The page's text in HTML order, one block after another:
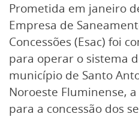
Prometida em janeiro
Empresa de
Concessões (Esac) foi
para operar o sistema
município de Santo
Noroeste Fluminense,
para a concessão dos